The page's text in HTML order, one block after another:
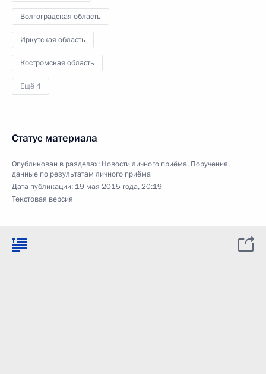
Волгоградская область
Иркутская область
Костромская область
Ещё 4
Статус материала
Опубликован в разделах: Новости личного приёма, Поручения,
данные по результатам личного приёма
Дата публикации: 19 мая 2015 года, 20:19
Текстовая версия